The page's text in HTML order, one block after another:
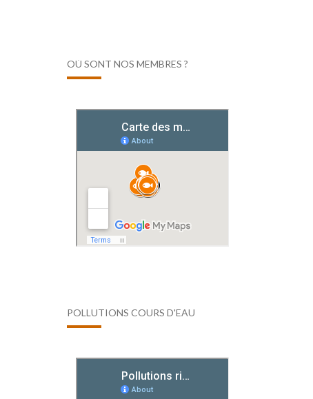
OÙ SONT NOS MEMBRES ?
POLLUTIONS COURS D'EAU